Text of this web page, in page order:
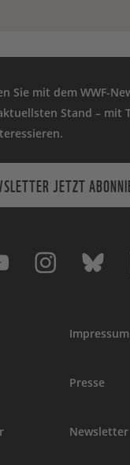
Sie mit dem WWF-
Stand – mit
JETZT
Impressum
Presse
Newsletter